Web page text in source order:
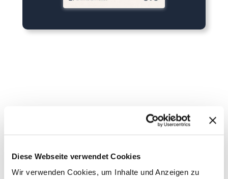
Diese Webseite verwendet Cookies
Wir verwenden Cookies, um Inhalte und Anzeigen zu